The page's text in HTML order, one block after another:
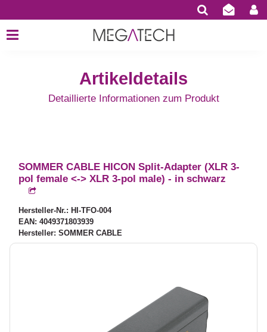
Artikeldetails
Detaillierte Informationen zum Produkt
SOMMER CABLE HICON Split-Adapter (XLR 3-
pol female <-> XLR 3-pol male) - in schwarz
Hersteller-Nr.: HI-TFO-004
EAN: 4049371803939
Hersteller: SOMMER CABLE